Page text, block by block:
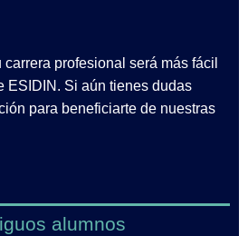
profesional será más fácil
ESIDIN. Si aún tienes dudas
para beneficiarte de nuestras
alumnos